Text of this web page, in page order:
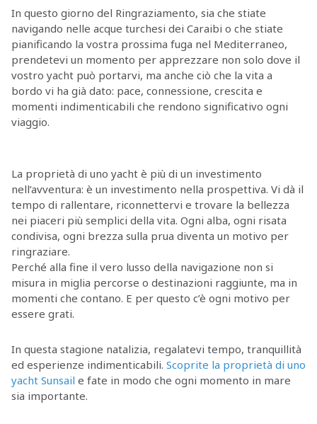
In questo giorno del Ringraziamento, sia che stiate
navigando nelle acque turchesi dei Caraibi o che stiate
pianificando la vostra prossima fuga nel Mediterraneo,
prendetevi un momento per apprezzare non solo dove il
vostro yacht può portarvi, ma anche ciò che la vita a
bordo vi ha già dato: pace, connessione, crescita e
momenti indimenticabili che rendono significativo ogni
viaggio.
La proprietà di uno yacht è più di un investimento
nell’avventura: è un investimento nella prospettiva. Vi dà il
tempo di rallentare, riconnettervi e trovare la bellezza
nei piaceri più semplici della vita. Ogni alba, ogni risata
condivisa, ogni brezza sulla prua diventa un motivo per
ringraziare.
Perché alla fine il vero lusso della navigazione non si
misura in miglia percorse o destinazioni raggiunte, ma in
momenti che contano. E per questo c’è ogni motivo per
essere grati.
In questa stagione natalizia, regalatevi tempo, tranquillità
ed esperienze indimenticabili. Scoprite la proprietà di uno
yacht Sunsail e fate in modo che ogni momento in mare
sia importante.